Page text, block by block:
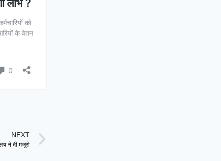
NEXT
ने दी मंजूरी